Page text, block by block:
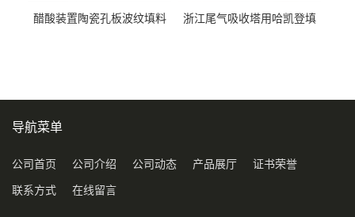
醋酸装置陶瓷孔板波纹填料
浙江尾气吸收塔用哈凯登填
导航菜单
公司首页 公司介绍 公司动态 产品展厅 证书荣誉
联系方式 在线留言